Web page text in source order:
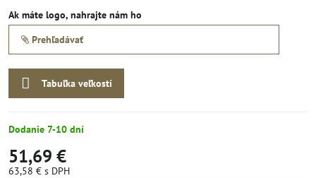
Ak máte logo, nahrajte nám ho
Prehľadávať
Tabuľka veľkostí
Dodanie 7-10 dní
51,69 €
63,58 € s DPH